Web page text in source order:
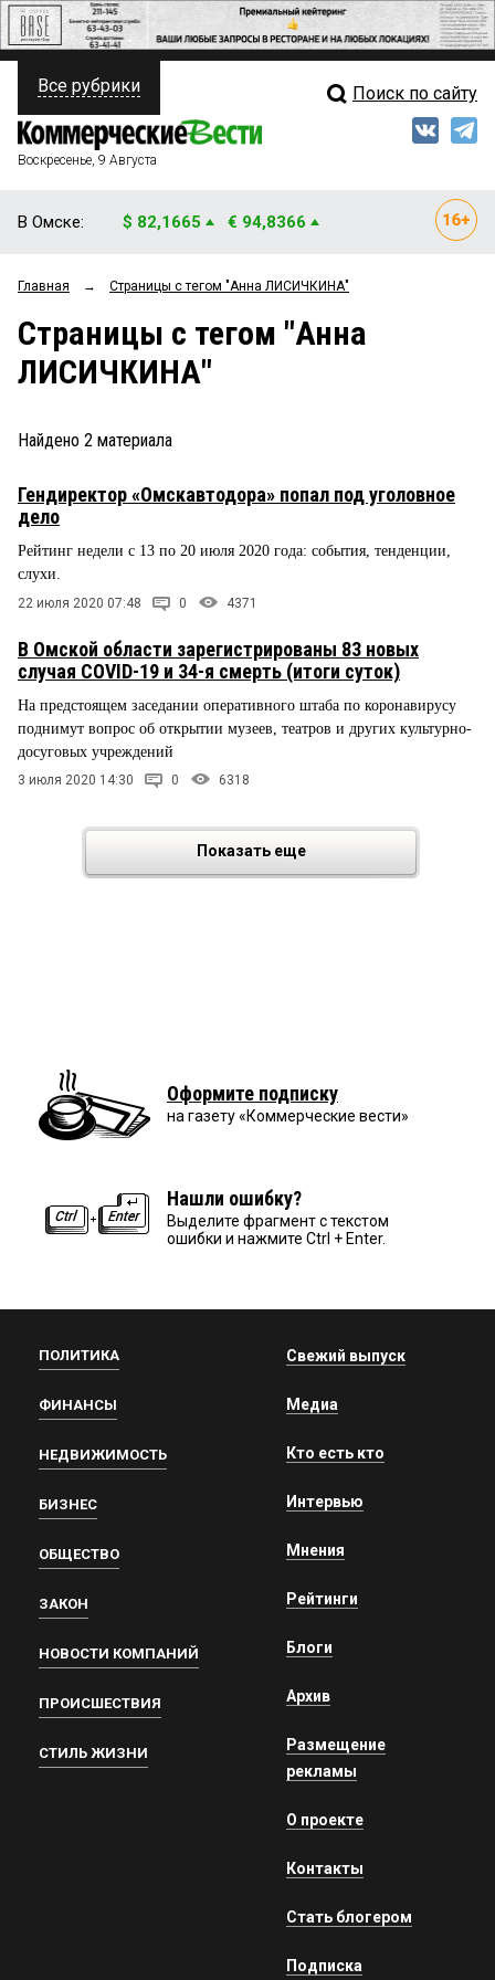
ПОЛИТИКА
ФИНАНСЫ
ОБЩЕСТВО
ЗАКОН
ПРОИСШЕСТВИЯ
СТИЛЬ ЖИЗНИ
Свежий выпуск
Мнения
Рейтинги
Все рубрики Поиск по сайту
Воскресенье, 9 Августа
В Омске: $ 82,1665 € 94,8366
Главная → Страницы c тегом "Анна ЛИСИЧКИНА"
Страницы c тегом "Анна
ЛИСИЧКИНА"
Найдено 2 материала
Гендиректор «Омскавтодора» попал под уголовное
дело
Рейтинг недели с 13 по 20 июля 2020 года: события, тенденции,
слухи.
22 июля 2020 07:48 0 4371
В Омской области зарегистрированы 83 новых
случая COVID-19 и 34-я смерть (итоги суток)
На предстоящем заседании оперативного штаба по коронавирусу
поднимут вопрос об открытии музеев, театров и других культурно-
досуговых учреждений
3 июля 2020 14:30 0 6318
Показать еще
Оформите подписку
на газету «Коммерческие вести»
Нашли ошибку?
Выделите фрагмент с текстом
ошибки и нажмите Ctrl + Enter.
ПОЛИТИКА
ФИНАНСЫ
НЕДВИЖИМОСТЬ
БИЗНЕС
ОБЩЕСТВО
ЗАКОН
НОВОСТИ КОМПАНИЙ
ПРОИСШЕСТВИЯ
СТИЛЬ ЖИЗНИ
Свежий выпуск
Медиа
Кто есть кто
Интервью
Мнения
Рейтинги
Блоги
Архив
Размещение
рекламы
О проекте
Контакты
Стать блогером
Подписка